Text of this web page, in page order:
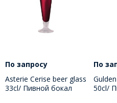
По запросу
Asterie Cerise beer glass
33cl/ Пивной бокал
По
50cl/